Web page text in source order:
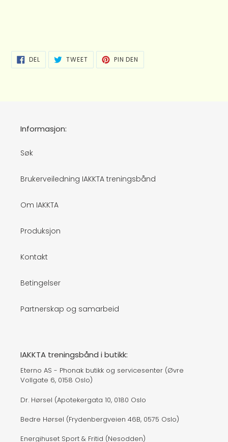
DEL
PÅ
FACEBOOK
TWEETTWEET
TWITTER
PIN DEN
PINTEREST
Informasjon:
Søk
Brukerveiledning IAKKTA treningsbånd
Om IAKKTA
Produksjon
Kontakt
Betingelser
Partnerskap og samarbeid
IAKKTA treningsbånd i butikk:
Eterno AS - Phonak butikk og servicesenter (Øvre
Vollgate 6, 0158 Oslo)
Dr. Hørsel (Apotekergata 10, 0180 Oslo
Bedre Hørsel (Frydenbergveien 46B, 0575 Oslo)
Energihuset Sport & Fritid (Nesodden)